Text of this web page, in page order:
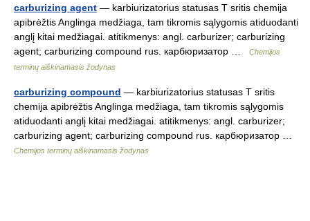
carburizing agent — karbiurizatorius statusas T sritis chemija
apibrėžtis Anglinga medžiaga, tam tikromis sąlygomis atiduodanti
anglį kitai medžiagai. atitikmenys: angl. carburizer; carburizing
agent; carburizing compound rus. карбюризатор …
Chemijos
terminų aiškinamasis žodynas
carburizing compound — karbiurizatorius statusas T sritis
chemija apibrėžtis Anglinga medžiaga, tam tikromis sąlygomis
atiduodanti anglį kitai medžiagai. atitikmenys: angl. carburizer;
carburizing agent; carburizing compound rus. карбюризатор …
Chemijos terminų aiškinamasis žodynas